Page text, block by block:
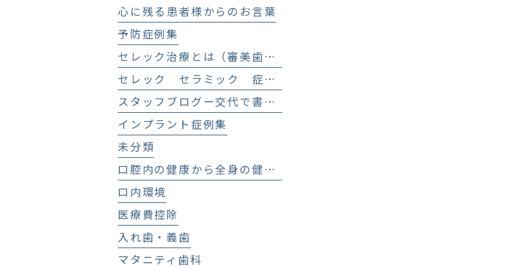
心に残る患者様からのお言葉
予防症例集
セレック治療とは（審美歯科、セラミック治療）
セレック セラミック 症例集
スタッフブログー交代で書いてます！－
インプラント症例集
未分類
口腔内の健康から全身の健康へ
口内環境
医療費控除
入れ歯・義歯
マタニティ歯科